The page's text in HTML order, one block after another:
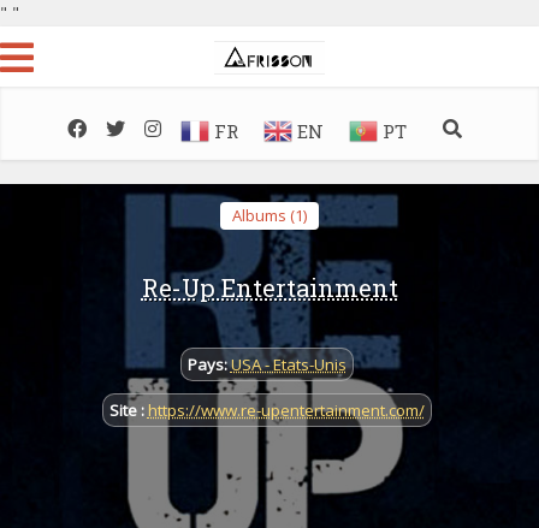
" "
FR EN PT
Albums (1)
Re-Up Entertainment
Pays:USA - Etats-Unis
Site : https://www.re-upentertainment.com/